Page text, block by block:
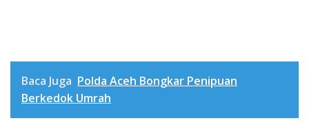
Baca Juga Polda Aceh Bongkar Penipuan
Berkedok Umrah